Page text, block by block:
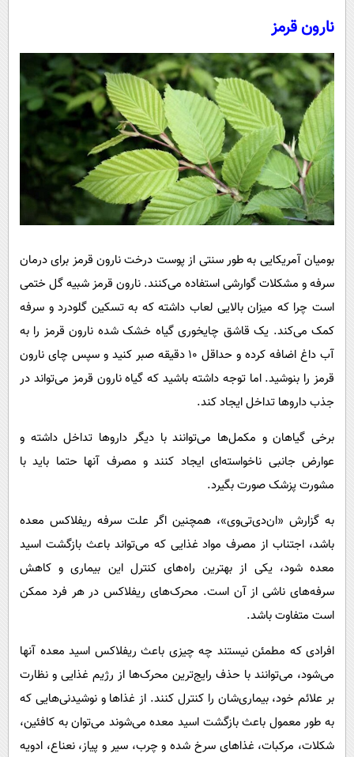
نارون قرمز
بومیان آمریکایی به طور سنتی از پوست درخت نارون قرمز برای درمان
سرفه و مشکلات گوارشی استفاده می‌کنند. نارون قرمز شبیه گل ختمی
است چرا که میزان بالایی لعاب داشته که به تسکین گلودرد و سرفه
کمک می‌کند. یک قاشق چایخوری گیاه خشک شده نارون قرمز را به
آب داغ اضافه کرده و حداقل ۱۰ دقیقه صبر کنید و سپس چای نارون
قرمز را بنوشید. اما توجه داشته باشید که گیاه نارون قرمز می‌تواند در
جذب داروها تداخل ایجاد کند.
برخی گیاهان و مکمل‌ها می‌توانند با دیگر داروها تداخل داشته و
عوارض جانبی ناخواسته‌ای ایجاد کنند و مصرف آنها حتما باید با
مشورت پزشک صورت بگیرد.
به گزارش «ان‌دی‌تی‌وی»، همچنین اگر علت سرفه ریفلاکس معده
باشد، اجتناب از مصرف مواد غذایی که می‌تواند باعث بازگشت اسید
معده شود، یکی از بهترین راه‌های کنترل این بیماری و کاهش
سرفه‌های ناشی از آن است. محرک‌های ریفلاکس در هر فرد ممکن
است متفاوت باشد.
افرادی که مطمئن نیستند چه چیزی باعث ریفلاکس اسید معده آنها
می‌شود، می‌توانند با حذف رایج‌ترین محرک‌ها از رژیم غذایی و نظارت
بر علائم خود، بیماری‌شان را کنترل کنند. از غذاها و نوشیدنی‌هایی که
به طور معمول باعث بازگشت اسید معده می‌شوند می‌توان به کافئین،
شکلات، مرکبات، غذاهای سرخ شده و چرب، سیر و پیاز، نعناع، ادویه